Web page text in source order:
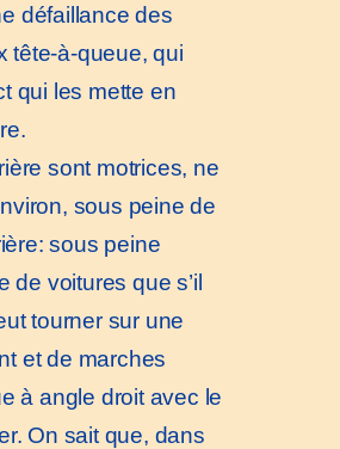
défaillance des
tête-à-queue, qui
qui les mette en
sont motrices, ne
sous peine de
sous peine
de voitures que s’il
tourner sur une
et de marches
à angle droit avec le
On sait que, dans